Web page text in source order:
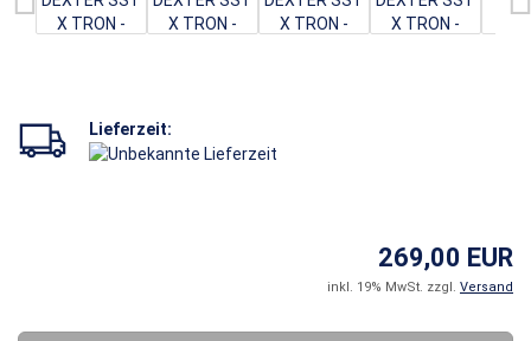
Lieferzeit:
269,00 EUR
inkl. 19% MwSt. zzgl. Versand